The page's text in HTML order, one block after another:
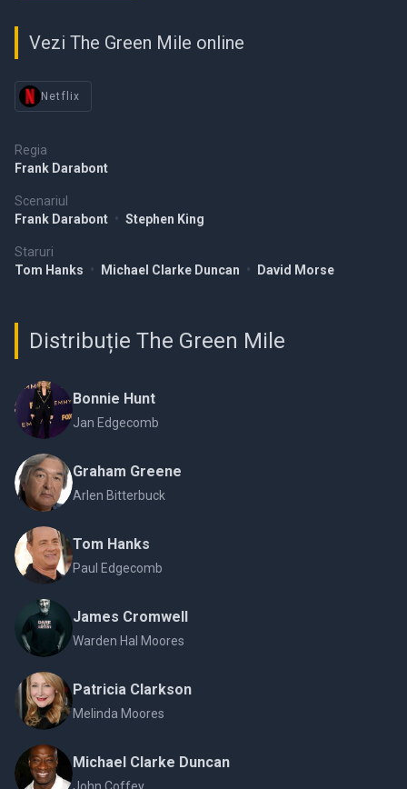
Regia
Frank Darabont
Scenariul
Frank Darabont • Stephen King
Staruri
Tom Hanks • Michael Clarke Duncan • David Morse
Vezi The Green Mile online
Netflix
Distribuție The Green Mile
Bonnie Hunt
Jan Edgecomb
Graham Greene
Arlen Bitterbuck
Tom Hanks
Paul Edgecomb
James Cromwell
Warden Hal Moores
Patricia Clarkson
Melinda Moores
Michael Clarke Duncan